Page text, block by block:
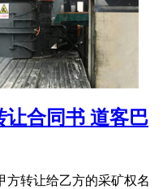
让合同书 道客巴
方转让给乙方的采矿权名